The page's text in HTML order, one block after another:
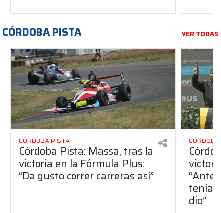
CÓRDOBA PISTA VER TODAS
CÓRDOBA PISTA
Córdoba Pista: Massa, tras la
victoria en la Fórmula Plus:
“Da gusto correr carreras así”
dio”